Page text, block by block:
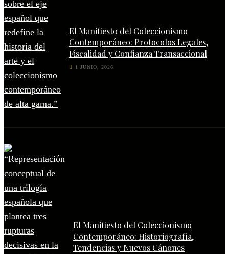
El Manifiesto del Coleccionismo
Contemporáneo: Protocolos Legales,
Fiscalidad y Confianza Transaccional
1 JUNIO, 2026
El Manifiesto del Coleccionismo
Contemporáneo: Historiografía,
Tendencias y Nuevos Cánones